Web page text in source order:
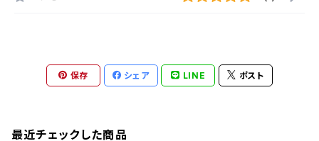
保存 シェア LINE ポスト
最近チェックした商品